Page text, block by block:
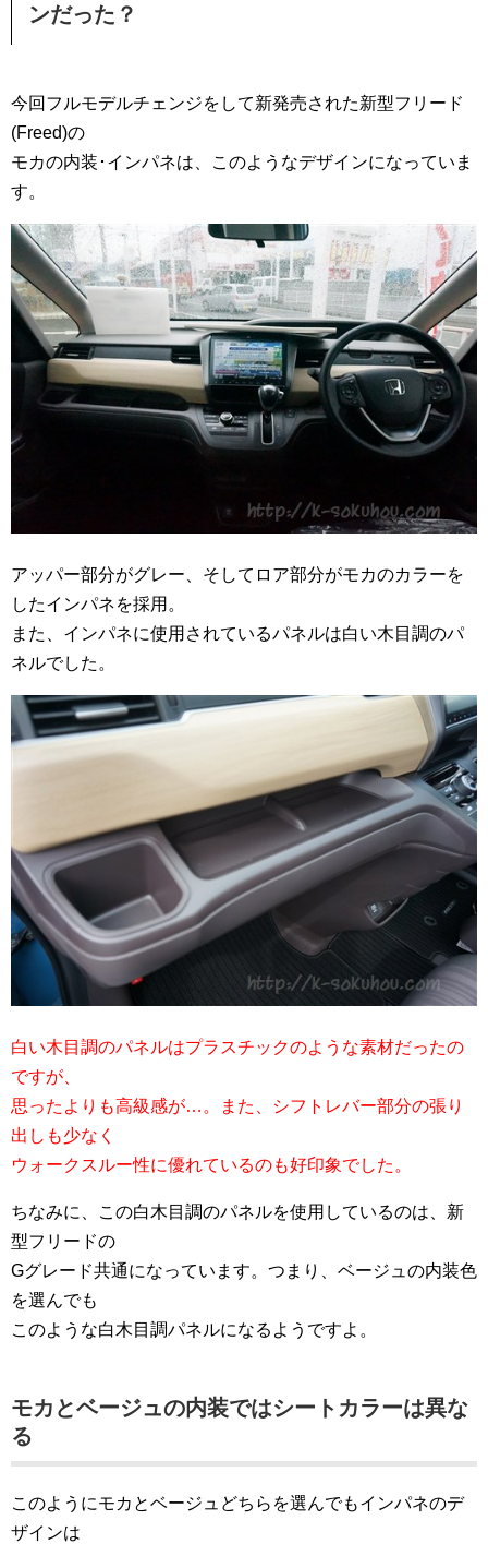
ンだった？
今回フルモデルチェンジをして新発売された新型フリード
(Freed)の
モカの内装･インパネは、このようなデザインになっていま
す。
アッパー部分がグレー、そしてロア部分がモカのカラーを
したインパネを採用。
また、インパネに使用されているパネルは白い木目調のパ
ネルでした。
白い木目調のパネルはプラスチックのような素材だったの
ですが、
思ったよりも高級感が…。また、シフトレバー部分の張り
出しも少なく
ウォークスルー性に優れているのも好印象でした。
ちなみに、この白木目調のパネルを使用しているのは、新
型フリードの
Gグレード共通になっています。つまり、ベージュの内装色
を選んでも
このような白木目調パネルになるようですよ。
モカとベージュの内装ではシートカラーは異な
る
このようにモカとベージュどちらを選んでもインパネのデ
ザインは